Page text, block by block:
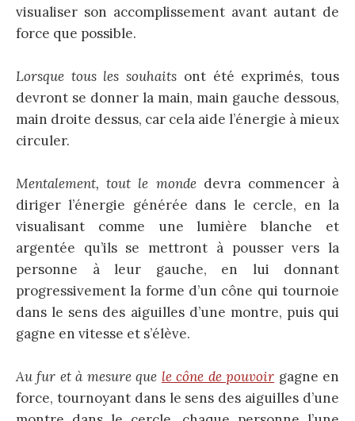
visualiser son accomplissement avant autant de
force que possible.
Lorsque tous les souhaits ont été exprimés, tous
devront se donner la main, main gauche dessous,
main droite dessus, car cela aide l’énergie à mieux
circuler.
Mentalement, tout le monde devra commencer à
diriger l’énergie générée dans le cercle, en la
visualisant comme une lumière blanche et
argentée qu’ils se mettront à pousser vers la
personne à leur gauche, en lui donnant
progressivement la forme d’un cône qui tournoie
dans le sens des aiguilles d’une montre, puis qui
gagne en vitesse et s’élève.
Au fur et à mesure que le cône de pouvoir gagne en
force, tournoyant dans le sens des aiguilles d’une